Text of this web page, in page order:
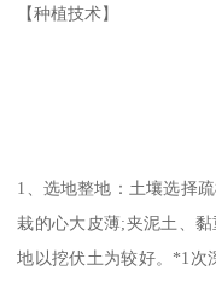
【种植技术】
1、选地整地：土壤选择
栽的心大皮薄;夹泥土、
地以挖伏土为较好。*1次